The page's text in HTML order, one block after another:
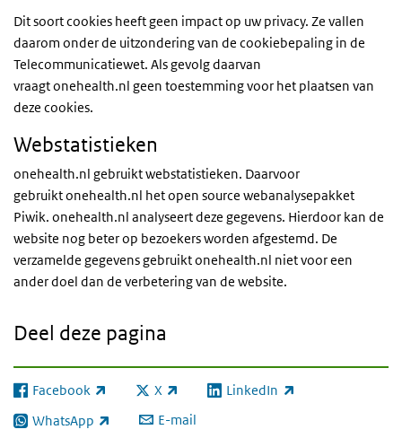
Dit soort cookies heeft geen impact op uw privacy. Ze vallen
daarom onder de uitzondering van de cookiebepaling in de
Telecommunicatiewet. Als gevolg daarvan
vraagt onehealth.nl geen toestemming voor het plaatsen van
deze cookies.
Webstatistieken
onehealth.nl gebruikt webstatistieken. Daarvoor
gebruikt onehealth.nl het open source webanalysepakket
Piwik. onehealth.nl analyseert deze gegevens. Hierdoor kan de
website nog beter op bezoekers worden afgestemd. De
verzamelde gegevens gebruikt onehealth.nl niet voor een
ander doel dan de verbetering van de website.
Deel deze pagina
Facebook
(externe link) X
(externe link) LinkedIn
(externe link)
WhatsApp
(externe link) E-mail